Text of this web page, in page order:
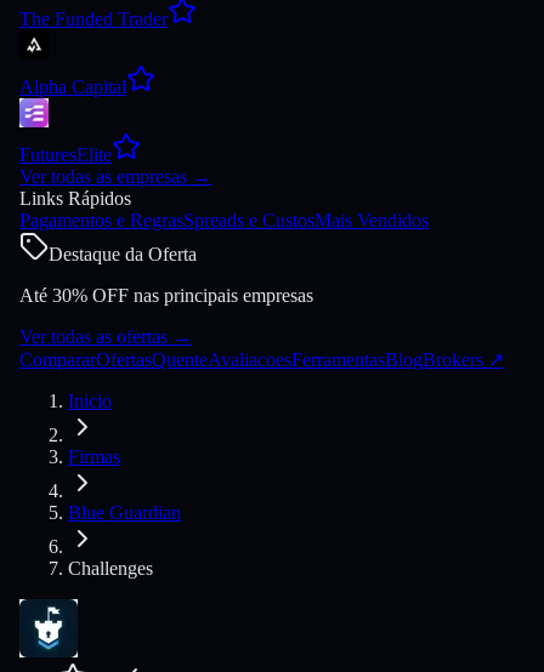
The Funded Trader
Alpha Capital
FuturesElite
Ver todas as empresas →
Links Rápidos
Pagamentos e RegrasSpreads e CustosMais Vendidos
Destaque da Oferta
Até 30% OFF nas principais empresas
Ver todas as ofertas →
CompararOfertasQuenteAvaliacoesFerramentasBlogBrokers ↗
Inicio
Firmas
Blue Guardian
Challenges